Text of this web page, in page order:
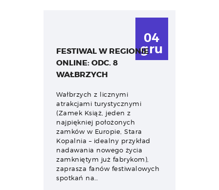
04
gru
FESTIWAL W REGIONIE
ONLINE: ODC. 8
WAŁBRZYCH
Wałbrzych z licznymi
atrakcjami turystycznymi
(Zamek Książ, jeden z
najpiękniej położonych
zamków w Europie, Stara
Kopalnia – idealny przykład
nadawania nowego życia
zamkniętym już fabrykom),
zaprasza fanów festiwalowych
spotkań na…